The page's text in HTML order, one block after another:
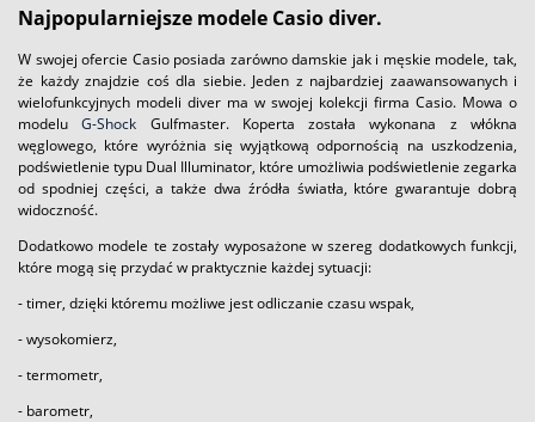
Najpopularniejsze modele Casio diver.
W swojej ofercie Casio posiada zarówno damskie jak i męskie modele, tak,
że każdy znajdzie coś dla siebie. Jeden z najbardziej zaawansowanych i
wielofunkcyjnych modeli diver ma w swojej kolekcji firma Casio. Mowa o
modeluG-Shock Gulfmaster. Koperta została wykonana z włókna
węglowego, które wyróżnia się wyjątkową odpornością na uszkodzenia,
podświetlenie typu Dual Illuminator, które umożliwia podświetlenie zegarka
od spodniej części, a także dwa źródła światła, które gwarantuje dobrą
widoczność.
Dodatkowo modele te zostały wyposażone w szereg dodatkowych funkcji,
które mogą się przydać w praktycznie każdej sytuacji:
- timer, dzięki któremu możliwe jest odliczanie czasu wspak,
- wysokomierz,
- termometr,
- barometr,